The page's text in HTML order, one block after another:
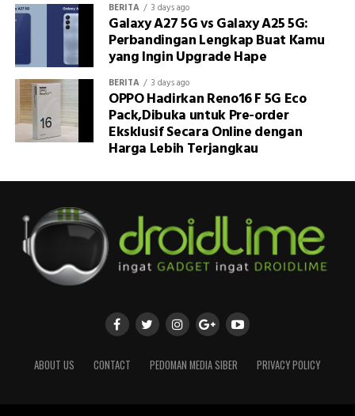
BERITA 3 days ago
Galaxy A27 5G vs Galaxy A25 5G:
Perbandingan Lengkap Buat Kamu
yang Ingin Upgrade Hape
BERITA 3 days ago
OPPO Hadirkan Reno16 F 5G Eco
Pack,Dibuka untuk Pre-order
Eksklusif Secara Online dengan
Harga Lebih Terjangkau
ABOUT US CONTACT PEDOMAN MEDIA SIBER PRIVACY POLICY